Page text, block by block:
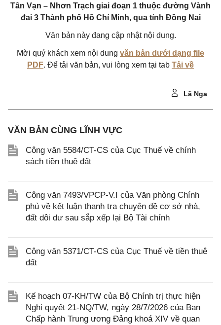
Tân Vạn – Nhơn Trạch giai đoạn 1 thuộc đường Vành
đai 3 Thành phố Hồ Chí Minh, qua tỉnh Đồng Nai
Văn bản này đang cập nhật nội dung.
Mời quý khách xem nội dung văn bản dưới dạng file
PDF. Để tải văn bản, vui lòng xem tại tab Tải về
Lã Nga
VĂN BẢN CÙNG LĨNH VỰC
Công văn 5584/CT-CS của Cục Thuế về chính
sách tiền thuê đất
Công văn 7493/VPCP-V.I của Văn phòng Chính
phủ về kết luận thanh tra chuyên đề cơ sở nhà,
đất dôi dư sau sắp xếp lại Bộ Tài chính
Công văn 5371/CT-CS của Cục Thuế về tiền thuê
đất
Kế hoạch 07-KH/TW của Bộ Chính trị thực hiện
Nghị quyết 21-NQ/TW, ngày 28/7/2026 của Ban
Chấp hành Trung ương Đảng khoá XIV về quan